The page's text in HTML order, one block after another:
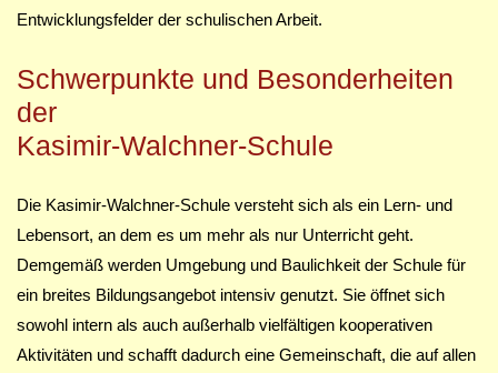
Entwicklungsfelder der schulischen Arbeit.
Schwerpunkte und Besonderheiten
der
Kasimir-Walchner-Schule
Die Kasimir-Walchner-Schule versteht sich als ein Lern- und
Lebensort, an dem es um mehr als nur Unterricht geht.
Demgemäß werden Umgebung und Baulichkeit der Schule für
ein breites Bildungsangebot intensiv genutzt. Sie öffnet sich
sowohl intern als auch außerhalb vielfältigen kooperativen
Aktivitäten und schafft dadurch eine Gemeinschaft, die auf allen